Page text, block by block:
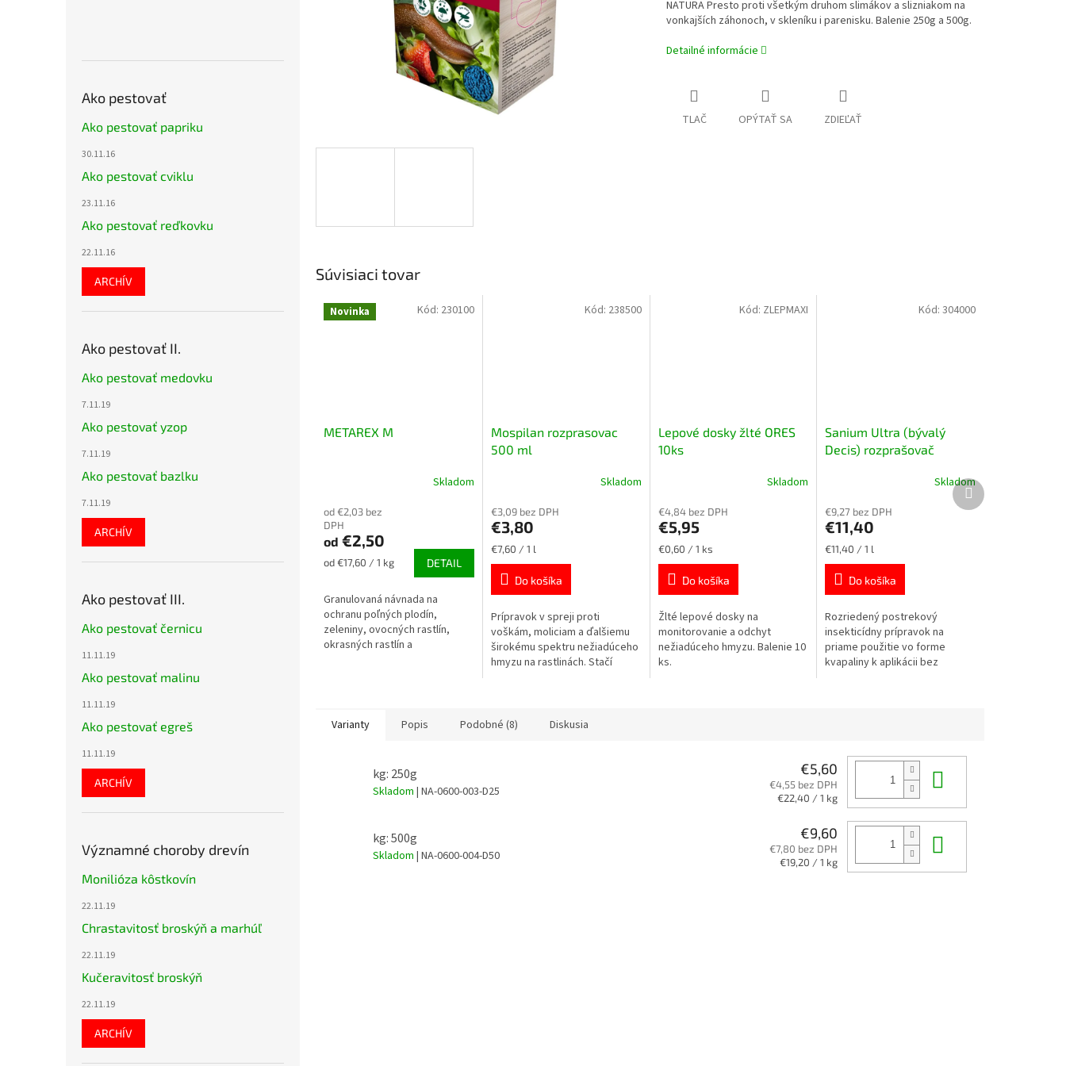
Ako pestovať
Ako pestovať papriku
30.11.16
Ako pestovať cviklu
23.11.16
Ako pestovať reďkovku
22.11.16
ARCHÍV
Ako pestovať II.
Ako pestovať medovku
7.11.19
Ako pestovať yzop
7.11.19
Ako pestovať bazlku
7.11.19
ARCHÍV
Ako pestovať III.
Ako pestovať černicu
11.11.19
Ako pestovať malinu
11.11.19
Ako pestovať egreš
11.11.19
ARCHÍV
Významné choroby drevín
Monilióza kôstkovín
22.11.19
Chrastavitosť broskýň a marhúľ
22.11.19
Kučeravitosť broskýň
22.11.19
ARCHÍV
NATURA Presto proti všetkým druhom slimákov a slizniakom na
vonkajších záhonoch, v skleníku i parenisku. Balenie 250g a 500g.
Detailné informácie
TLAČ OPÝTAŤ SA ZDIEĽAŤ
Súvisiaci tovar
Novinka
METAREX M
Skladom
od €2,03 bez
DPH
od €2,50
Jednotková
od €17,60 / 1 kg DETAIL
Granulovaná návnada na
ochranu poľných plodín,
zeleniny, ovocných rastlín,
okrasných rastlín a
Kód: 230100
Mospilan rozprasovac
500 ml
Skladom
€3,09 bez DPH
€3,80
Jednotková
cena:
€7,60 / 1 l
Do košíka
Prípravok v spreji proti
voškám, moliciam a ďalšiemu
širokému spektru nežiadúceho
hmyzu na rastlinách. Stačí
Kód: 238500
Lepové dosky žlté ORES
10ks
Skladom
€4,84 bez DPH
€5,95
Jednotková
cena:
€0,60 / 1 ks
Do košíka
Žlté lepové dosky na
monitorovanie a odchyt
nežiadúceho hmyzu. Balenie 10
ks.
Kód: ZLEPMAXI
Sanium Ultra (bývalý
Decis) rozprašovač
Skladom
€9,27 bez DPH
€11,40
Jednotková
cena:
€11,40 / 1 l
Do košíka
Rozriedený postrekový
insekticídny prípravok na
priame použitie vo forme
kvapaliny k aplikácii bez
Kód: 304000
Ďalší
produkt
Varianty Popis Podobné (8) Diskusia
kg: 250g
Skladom | NA-0600-003-D25
€5,60
€4,55 bez DPH
Jednotková
€22,40 / 1 kg
kg: 500g
Skladom | NA-0600-004-D50
€9,60
€7,80 bez DPH
Jednotková
€19,20 / 1 kg